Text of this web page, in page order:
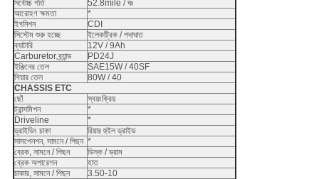
সর্বোচ্চ গতি
52.8mile / ঘঃ
আরোহণ ক্ষমতা
*
ইগনিশন
CDI
সিস্টেম শুরু হচ্ছে
ইলেকট্রিক / পদাঘাত
ব্যাটারি
12V / 9Ah
Carburetor ব্র্যান্ড
PD24J
ইঞ্জিনের তেল
SAE15W / 40SF
গিয়ার তেল
80W / 40
CHASSIS ETC
ছোঁ
স্বয়ংক্রিয়
ট্রান্সমিশন
*
Driveline
*
ড্রাইভিং চাকা
রিয়ার হুইল ড্রাইভ
সাসপেনশন, সামনে / পিছন *
ব্রেক, সামনে / পিছন
ডিস্ক / ড্রাম
ব্রেক অপারেশন
হাত
চাকার, সামনে / পিছন
3.50-10